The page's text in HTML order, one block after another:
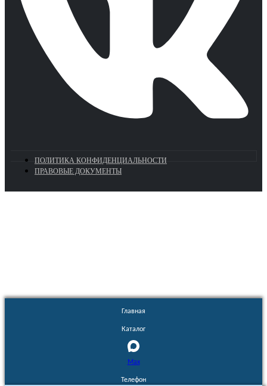
ПОЛИТИКА КОНФИДЕНЦИАЛЬНОСТИ
ПРАВОВЫЕ ДОКУМЕНТЫ
Главная
Каталог
Max
Телефон